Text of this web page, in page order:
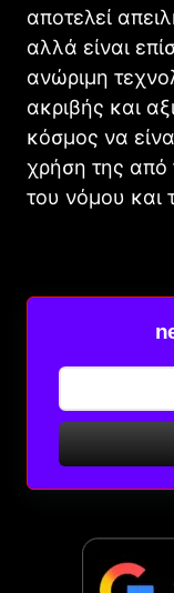
αποτελεί
αλλά είναι
ανώριμη
ακριβής και
κόσμος να
χρήση της από
του νόμου και